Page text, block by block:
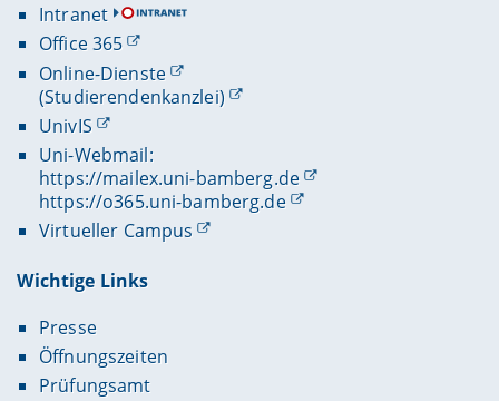
Intranet
Office 365
Online-Dienste
(Studierendenkanzlei)
UnivIS
Uni-Webmail:
https://mailex.uni-bamberg.de
https://o365.uni-bamberg.de
Virtueller Campus
Wichtige Links
Presse
Öffnungszeiten
Prüfungsamt